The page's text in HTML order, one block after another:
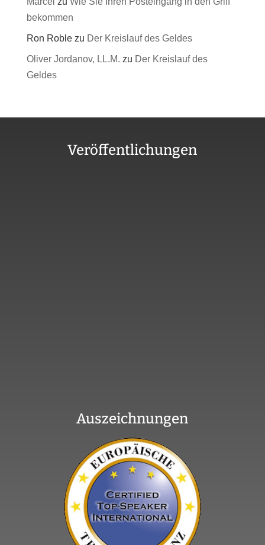
bekommen
Ron Roblezu Der Kreislauf des Geldes
Oliver Jordanov, LL.M. zu Der Kreislauf des
Geldes
Veröffentlichungen
Auszeichnungen